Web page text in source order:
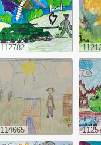
112782
114665